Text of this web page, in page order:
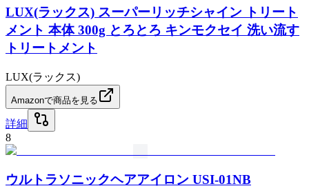
LUX(ラックス) スーパーリッチシャイン トリート
メント 本体 300g とろとろ キンモクセイ 洗い流す
トリートメント
LUX(ラックス)
Amazonで商品を見る
詳細
8
ウルトラソニックヘアアイロン USI-01NB